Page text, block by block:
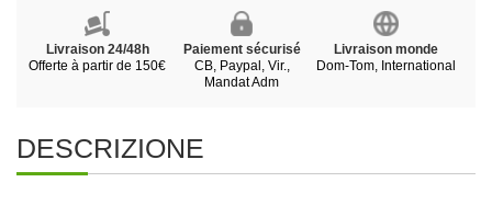
Livraison 24/48h
Offerte à partir de 150€
Paiement sécurisé
CB, Paypal, Vir.,
Mandat Adm
Livraison monde
Dom-Tom, International
DESCRIZIONE